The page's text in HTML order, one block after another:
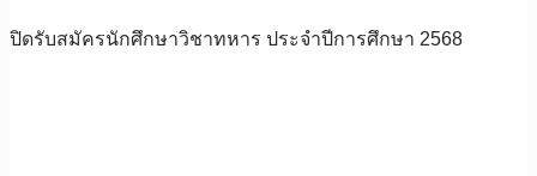
ปิดรับสมัครนักศึกษาวิชาทหาร ประจำปีการศึกษา 2568